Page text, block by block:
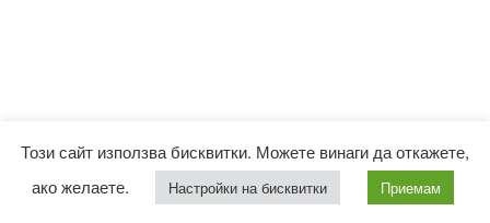
Този сайт използва бисквитки. Можете винаги да откажете,
ако желаете.
Настройки на бисквитки Приемам